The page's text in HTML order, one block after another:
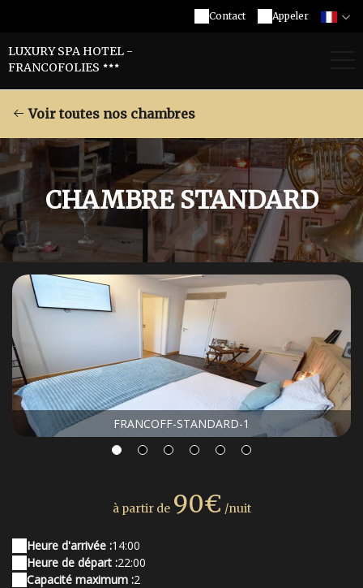
Appeler
Contact
LUXURY SPA HOTEL -
FRANCOFOLIES
Voir toutes nos chambres
CHAMBRE STANDARD
FRANCOFF-STANDARD-1
à partir de 90€ /nuit
Heure d'arrivée :14:00
Heure de départ :22:00
Capacité maximum :2